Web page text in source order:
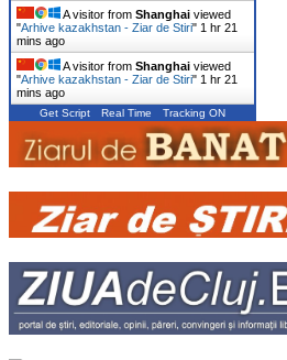
A visitor from Shanghai viewed
"Arhive kazakhstan - Ziar de Stiri" 1 hr 21
mins ago
A visitor from Shanghai viewed
"Arhive kazakhstan - Ziar de Stiri" 1 hr 21
mins ago
Get Script Real Time Tracking ON